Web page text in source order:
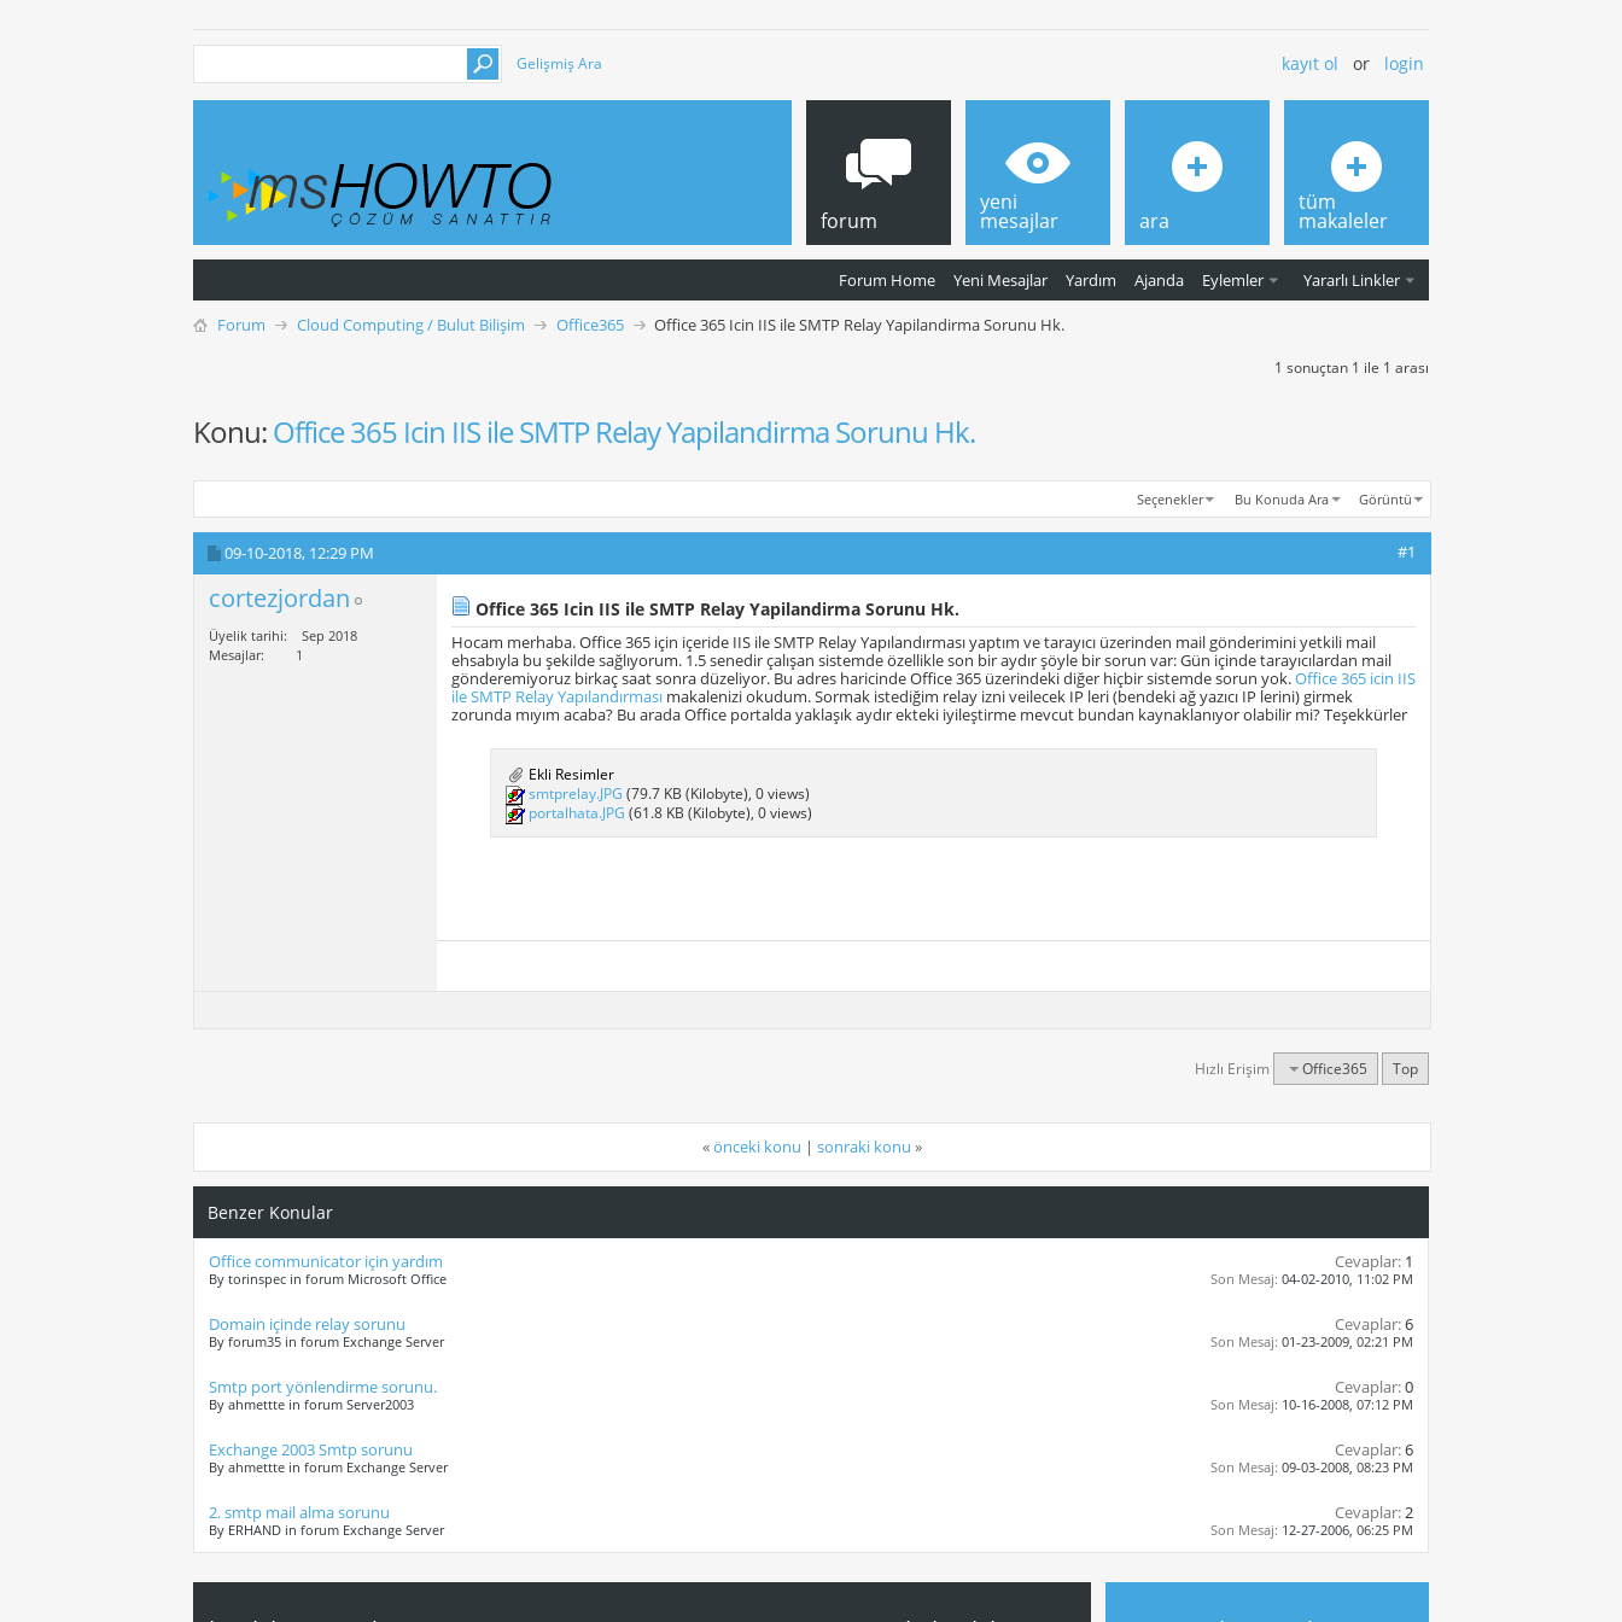
Gelişmiş Ara kayıt ol or login
forum
Forum Home Yeni Mesajlar Yardım Ajanda Eylemler Yararlı Linkler
yeni
mesajlar ara
tüm
makaleler
Forum Cloud Computing / Bulut Bilişim Office365 Office 365 Icin IIS ile SMTP Relay Yapilandirma Sorunu Hk.
1 sonuçtan 1 ile 1 arası
Konu:Office 365 Icin IIS ile SMTP Relay Yapilandirma Sorunu Hk.
Seçenekler Bu Konuda Ara Görüntü
09-10-2018, 12:29 PM #1
cortezjordan
Üyelik tarihi
Sep 2018
Mesajlar
1
Office 365 Icin IIS ile SMTP Relay Yapilandirma Sorunu Hk.
Hocam merhaba. Office 365 için içeride IIS ile SMTP Relay Yapılandırması yaptım ve tarayıcı üzerinden mail gönderimini yetkili mail
ehsabıyla bu şekilde sağlıyorum. 1.5 senedir çalışan sistemde özellikle son bir aydır şöyle bir sorun var: Gün içinde tarayıcılardan mail
gönderemiyoruz birkaç saat sonra düzeliyor. Bu adres haricinde Office 365 üzerindeki diğer hiçbir sistemde sorun yok.Office 365 icin IIS
ile SMTP Relay Yapılandırması makalenizi okudum. Sormak istediğim relay izni veilecek IP leri (bendeki ağ yazıcı IP lerini) girmek
zorunda mıyım acaba? Bu arada Office portalda yaklaşık aydır ekteki iyileştirme mevcut bundan kaynaklanıyor olabilir mi? Teşekkürler
Ekli Resimler
smtprelay.JPG (79.7 KB (Kilobyte), 0 views)
portalhata.JPG (61.8 KB (Kilobyte), 0 views)
Hızlı Erişim Office365 Top
«önceki konu | sonraki konu »
Benzer Konular
Office communicator için yardım
By torinspec in forum Microsoft Office
Cevaplar: 1
Son Mesaj: 04-02-2010, 11:02 PM
Domain içinde relay sorunu
By forum35 in forum Exchange Server
Cevaplar:6
Son Mesaj: 01-23-2009, 02:21 PM
Smtp port yönlendirme sorunu.
By ahmettte in forum Server2003
Cevaplar:0
Son Mesaj: 10-16-2008, 07:12 PM
Exchange 2003 Smtp sorunu
By ahmettte in forum Exchange Server
Cevaplar:6
Son Mesaj: 09-03-2008, 08:23 PM
2. smtp mail alma sorunu
By ERHAND in forum Exchange Server
Cevaplar:2
Son Mesaj: 12-27-2006, 06:25 PM